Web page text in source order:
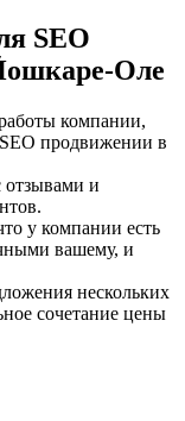
SEO
Оле
компании,
продвижении в
отзывами и
у компании есть
вашему, и
нескольких
сочетание цены